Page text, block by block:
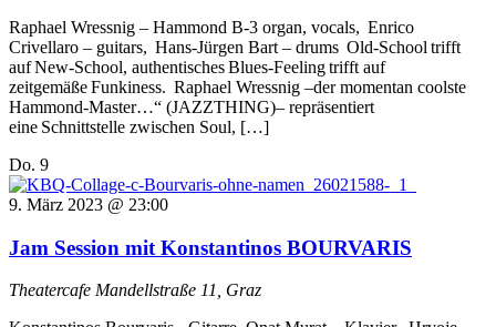
Raphael Wressnig – Hammond B-3 organ, vocals, Enrico
Crivellaro – guitars, Hans-Jürgen Bart – drums Old-School trifft
auf New-School, authentisches Blues-Feeling trifft auf
zeitgemäße Funkiness. Raphael Wressnig –der momentan coolste
Hammond-Master…“ (JAZZTHING)– repräsentiert
eine Schnittstelle zwischen Soul, […]
Do. 9
9. März 2023 @ 23:00
Jam Session mit Konstantinos BOURVARIS
Theatercafe Mandellstraße 11, Graz